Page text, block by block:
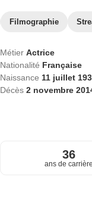
Filmographie
Métier Actrice
Nationalité Française
Naissance 11 juillet
Décès 2 novembre
36
ans de carrière